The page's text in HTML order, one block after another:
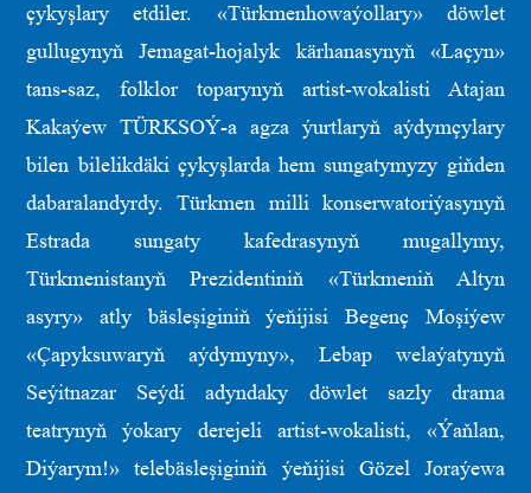
çykyşlary etdiler. «Türkmenhowaýollary» döwlet
gullugynyň Jemagat-hojalyk kärhanasynyň «Laçyn»
tans-saz, folklor toparynyň artist-wokalisti Atajan
Kakaýew TÜRKSOÝ-a agza ýurtlaryň aýdymçylary
bilen bilelikdäki çykyşlarda hem sungatymyzy giňden
dabaralandyrdy. Türkmen milli konserwatoriýasynyň
Estrada sungaty kafedrasynyň mugallymy,
Türkmenistanyň Prezidentiniň «Türkmeniň Altyn
asyry» atly bäsleşiginiň ýeňijisi Begenç Moşiýew
«Çapyksuwaryň aýdymyny», Lebap welaýatynyň
Seýitnazar Seýdi adyndaky döwlet sazly drama
teatrynyň ýokary derejeli artist-wokalisti, «Ýaňlan,
Diýarym!» telebäsleşiginiň ýeňijisi Gözel Joraýewa